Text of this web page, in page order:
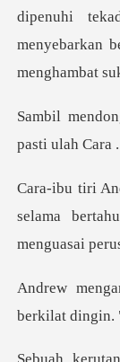
menyebarkan
selama
berkilat di